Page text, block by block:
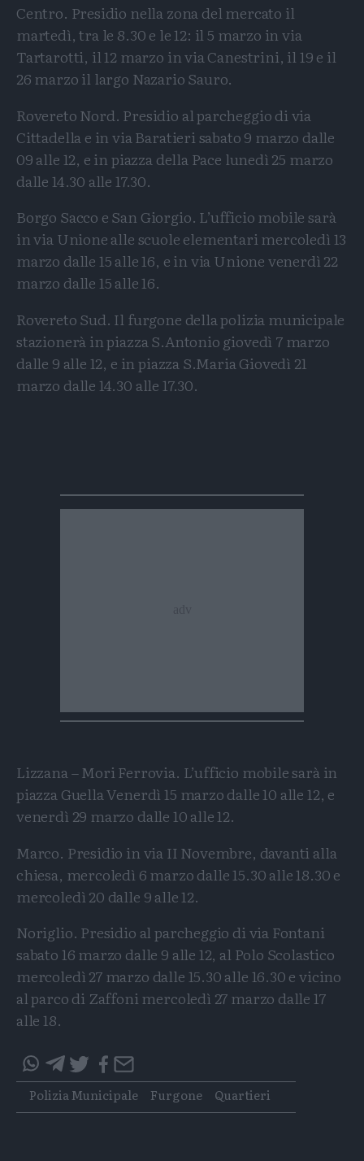
Centro. Presidio nella zona del mercato il
martedì, tra le 8.30 e le 12: il 5 marzo in via
Tartarotti, il 12 marzo in via Canestrini, il 19 e il
26 marzo il largo Nazario Sauro.
Rovereto Nord. Presidio al parcheggio di via
Cittadella e in via Baratieri sabato 9 marzo dalle
09 alle 12, e in piazza della Pace lunedì 25 marzo
dalle 14.30 alle 17.30.
Borgo Sacco e San Giorgio. L’ufficio mobile sarà
in via Unione alle scuole elementari mercoledì 13
marzo dalle 15 alle 16, e in via Unione venerdì 22
marzo dalle 15 alle 16.
Rovereto Sud. Il furgone della polizia municipale
stazionerà in piazza S.Antonio giovedì 7 marzo
dalle 9 alle 12, e in piazza S.Maria Giovedì 21
marzo dalle 14.30 alle 17.30.
Lizzana – Mori Ferrovia. L’ufficio mobile sarà in
piazza Guella Venerdì 15 marzo dalle 10 alle 12, e
venerdì 29 marzo dalle 10 alle 12.
Marco. Presidio in via II Novembre, davanti alla
chiesa, mercoledì 6 marzo dalle 15.30 alle 18.30 e
mercoledì 20 dalle 9 alle 12.
Noriglio. Presidio al parcheggio di via Fontani
sabato 16 marzo dalle 9 alle 12, al Polo Scolastico
mercoledì 27 marzo dalle 15.30 alle 16.30 e vicino
al parco di Zaffoni mercoledì 27 marzo dalle 17
alle 18.
questo
articolo
su
questo
articolo
su
Tags
Polizia Municipale Furgone Quartieri